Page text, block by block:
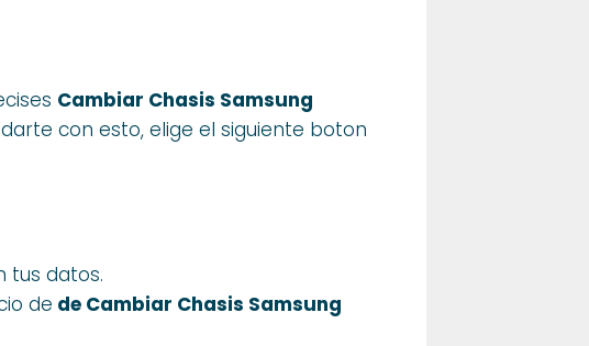
Cambiar Chasis Samsung
con esto, elige el siguiente boton
tus datos.
de de Cambiar Chasis Samsung